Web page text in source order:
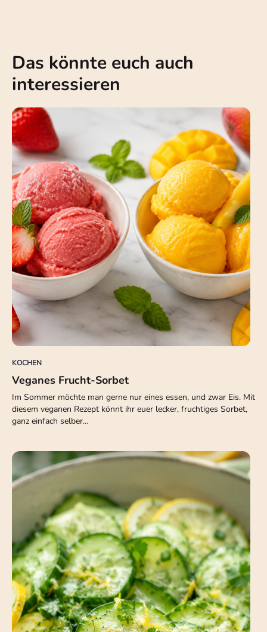
Das könnte euch auch
interessieren
KOCHEN
Veganes Frucht-Sorbet
Im Sommer möchte man gerne nur eines essen, und zwar Eis. Mit
diesem veganen Rezept könnt ihr euer lecker, fruchtiges Sorbet,
ganz einfach selber…